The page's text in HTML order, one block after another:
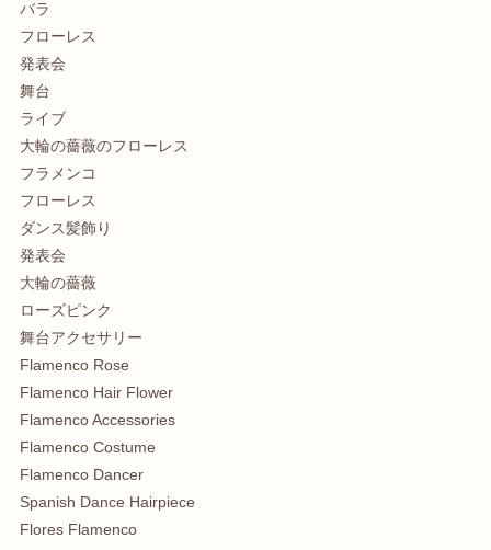
バラ
フローレス
発表会
舞台
ライブ
大輪の薔薇のフローレス
フラメンコ
フローレス
ダンス髪飾り
発表会
大輪の薔薇
ローズピンク
舞台アクセサリー
Flamenco Rose
Flamenco Hair Flower
Flamenco Accessories
Flamenco Costume
Flamenco Dancer
Spanish Dance Hairpiece
Flores Flamenco